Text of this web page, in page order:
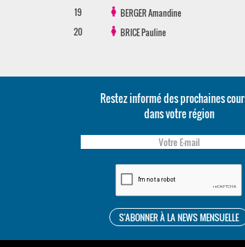
19
BERGERAmandine
20
BRICEPauline
Restez informé des prochaines
dans votre région